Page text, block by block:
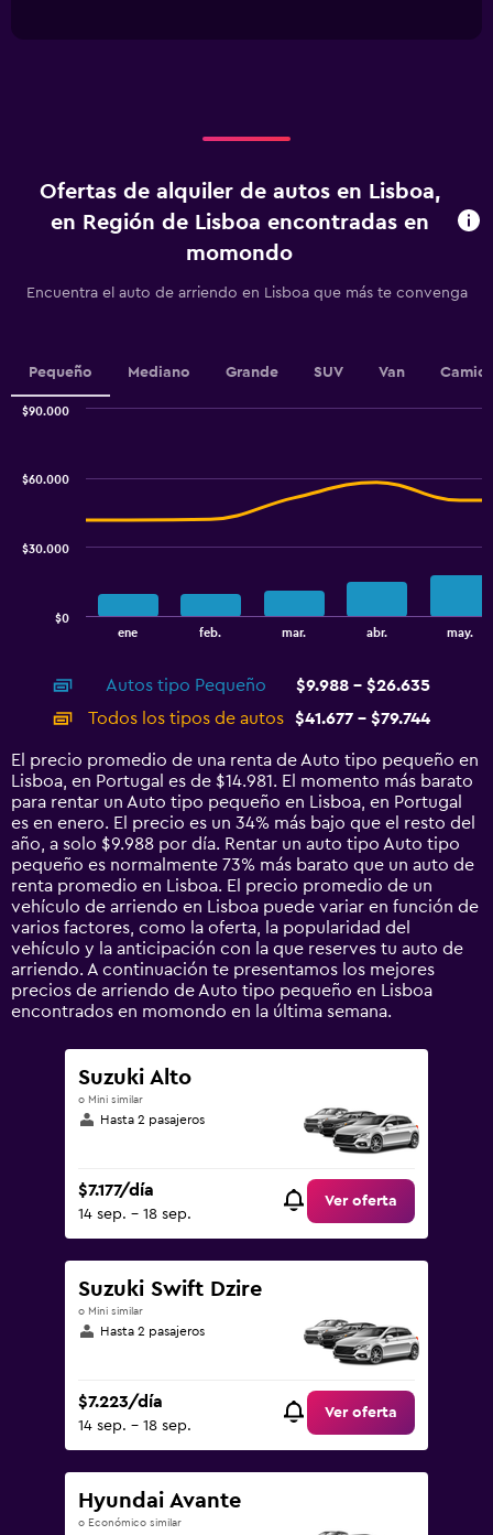
The
chart
axis
Range:
0
to
Ofertas de alquiler de autos en Lisboa,
en Región de Lisboa encontradas en
momondo
Encuentra el auto de arriendo en Lisboa que más te convenga
Pequeño Mediano Grande SUV Van
displaying
categories.
Range:
14
categories.
The
chart
has
1
Y
axis
displaying
values.
Range:
0
to
90000.
ene feb. mar. abr. may.
$0
$30.000
$60.000
$90.000
Autos tipo Pequeño
$9.988 - $26.635
Todos los tipos de autos
$41.677 - $79.744
El precio promedio de una renta de Auto tipo pequeño en
Lisboa, en Portugal es de $14.981. El momento más barato
para rentar un Auto tipo pequeño en Lisboa, en Portugal
es en enero. El precio es un 34% más bajo que el resto del
año, a solo $9.988 por día. Rentar un auto tipo Auto tipo
pequeño es normalmente 73% más barato que un auto de
renta promedio en Lisboa. El precio promedio de un
vehículo de arriendo en Lisboa puede variar en función de
varios factores, como la oferta, la popularidad del
vehículo y la anticipación con la que reserves tu auto de
arriendo. A continuación te presentamos los mejores
precios de arriendo de Auto tipo pequeño en Lisboa
encontrados en momondo en la última semana.
Suzuki Alto
o Mini similar
Hasta 2 pasajeros
$7.177/día
14 sep. - 18 sep.
Ver oferta
Suzuki Swift Dzire
o Mini similar
Hasta 2 pasajeros
$7.223/día
14 sep. - 18 sep.
Ver oferta
Hyundai Avante
o Económico similar